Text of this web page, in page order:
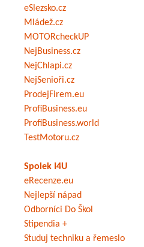
eSlezsko.cz
Mládež.cz
MOTORcheckUP
NejBusiness.cz
NejChlapi.cz
NejSenioři.cz
ProdejFirem.eu
ProfiBusiness.eu
ProfiBusiness.world
TestMotoru.cz
Spolek I4U
eRecenze.eu
Nejlepší nápad
Odborníci Do Škol
Stipendia +
Studuj techniku a řemeslo